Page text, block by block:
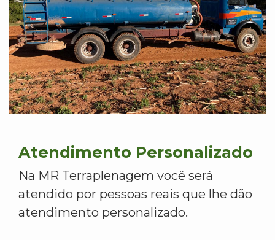
Atendimento Personalizado
Na MR Terraplenagem você será
atendido por pessoas reais que lhe dão
atendimento personalizado.